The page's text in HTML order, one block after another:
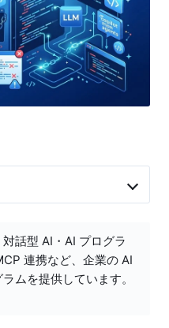
話型 AI・AI プログラ
連携など、企業の AI
ムを提供しています。